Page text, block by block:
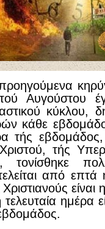
Αυγούστου
κύκλου,
κάθε
τής
τής
τονίσθηκε
από
Χριστιανούς
τελευταία ημέρα